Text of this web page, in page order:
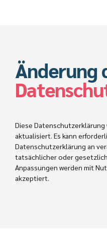
Änderung
Diese Datenschutzerklärung
aktualisiert. Es kann
Datenschutzerklärung an
tatsächlicher oder
Anpassungen werden mit
akzeptiert.